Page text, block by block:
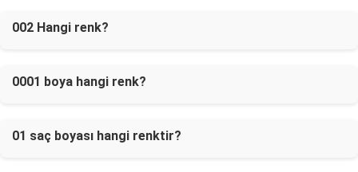
002 Hangi renk?
0001 boya hangi renk?
01 saç boyası hangi renktir?